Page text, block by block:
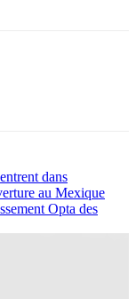
dans
au Mexique
Opta des